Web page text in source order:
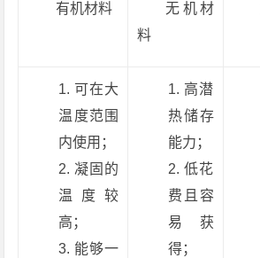
有机材料
无机材
料
可在大
温度范围
内使用；
凝固的
温度较
高；
能够一
高潜
热储存
能力；
低花
费且容
易获
得；